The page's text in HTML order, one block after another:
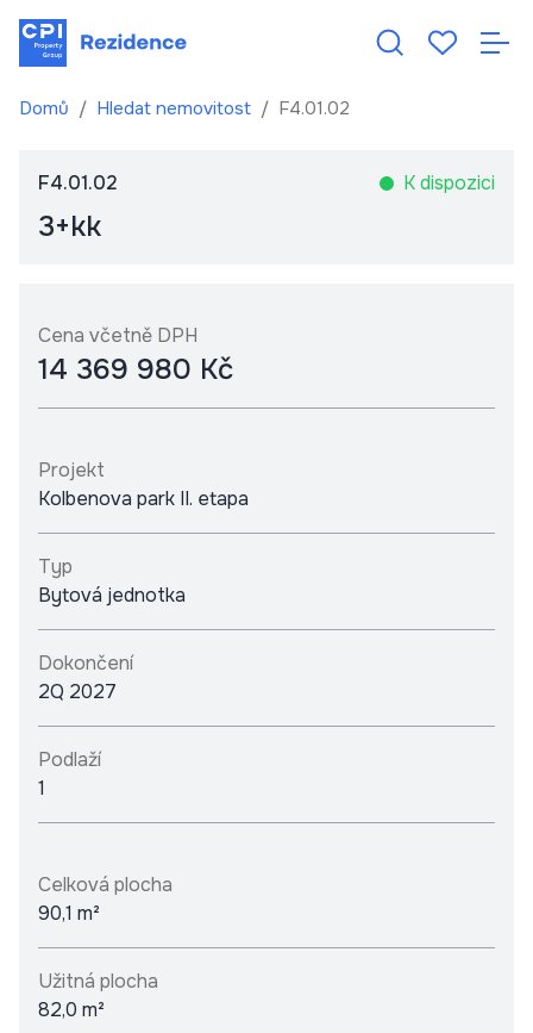
Domů Hledat nemovitost F4.01.02
F4.01.02 K dispozici
3+kk
Cena včetně DPH
14 369 980 Kč
Projekt
Kolbenova park II. etapa
Typ
Bytová jednotka
Dokončení
2Q 2027
Podlaží
1
Celková plocha
90,1 m²
Užitná plocha
82,0 m²